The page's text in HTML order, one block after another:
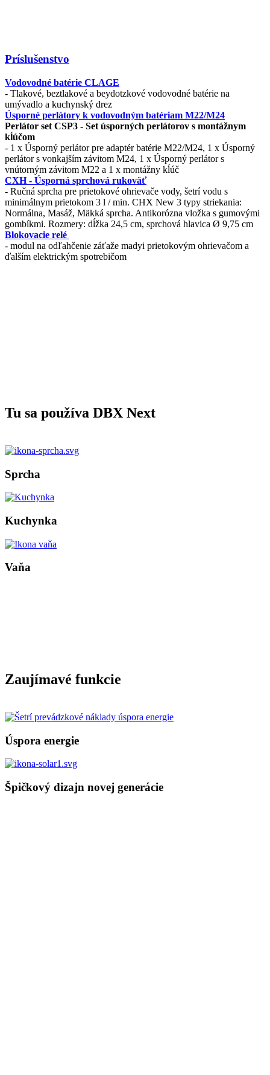
Príslušenstvo
Vodovodné batérie CLAGE
- Tlakové, beztlakové a beydotzkové vodovodné batérie na
umývadlo a kuchynský drez
Úsporné perlátory k vodovodným batériam M22/M24
Perlátor set CSP3 - Set úsporných perlátorov s montážnym
kĺúčom
- 1 x Úsporný perlátor pre adaptér batérie M22/M24, 1 x Úsporný
perlátor s vonkajším závitom M24, 1 x Úsporný perlátor s
vnútorným závitom M22 a 1 x montážny kĺúč
CXH - Úsporná sprchová rukoväť
- Ručná sprcha pre prietokové ohrievače vody, šetrí vodu s
minimálnym prietokom 3 l / min. CHX New 3 typy striekania:
Normálna, Masáž, Mäkká sprcha. Antikorózna vložka s gumovými
gombíkmi. Rozmery: dĺžka 24,5 cm, sprchová hlavica Ø 9,75 cm
Blokovacie relé
- modul na odľahčenie záťaže madyi prietokovým ohrievačom a
ďalším elektrickým spotrebičom
Tu sa používa DBX Next
Sprcha
Kuchynka
Vaňa
Zaujímavé funkcie
Úspora energie
Špičkový dizajn novej generácie